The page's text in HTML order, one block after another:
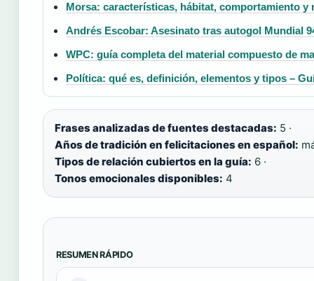
Morsa: características, hábitat, comportamiento y
Andrés Escobar: Asesinato tras autogol Mundial
WPC: guía completa del material compuesto de
Política: qué es, definición, elementos y tipos –
Frases analizadas de fuentes destacadas: 5 ·
Años de tradición en felicitaciones en español:
Tipos de relación cubiertos en la guía: 6 ·
Tonos emocionales disponibles: 4
RESUMEN RÁPIDO